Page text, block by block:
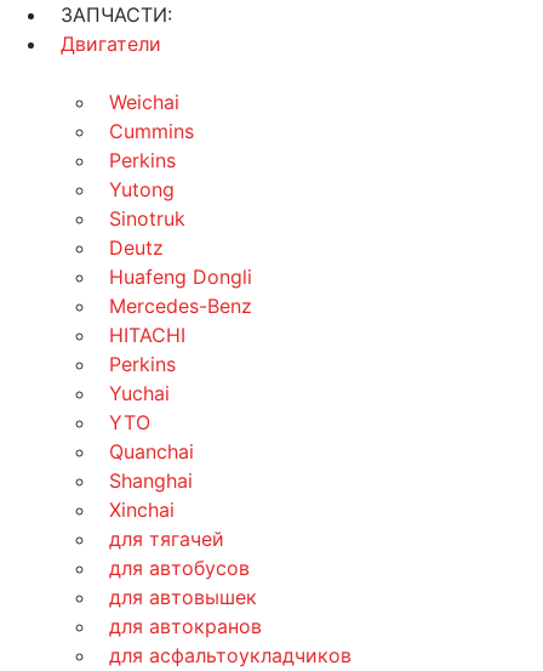
ЗАПЧАСТИ:
Двигатели
Weichai
Cummins
Perkins
Yutong
Sinotruk
Deutz
Huafeng Dongli
Mercedes-Benz
HITACHI
Perkins
Yuchai
YTO
Quanchai
Shanghai
Xinchai
для тягачей
для автобусов
для автовышек
для автокранов
для асфальтоукладчиков